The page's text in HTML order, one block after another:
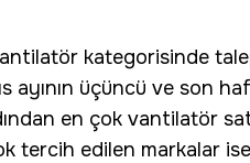
kategorisinde
ayının üçüncü ve son
en çok vantilatör
tercih edilen markalar